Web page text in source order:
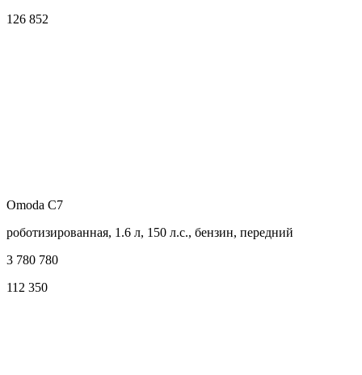
126 852
Omoda C7
роботизированная, 1.6 л, 150 л.с., бензин, передний
3 780 780
112 350